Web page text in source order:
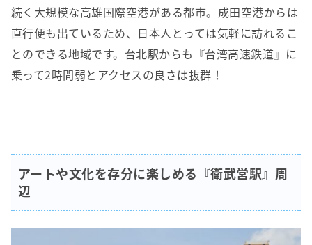
続く大規模な高雄国際空港がある都市。成田空港からは
直行便も出ているため、日本人とっては気軽に訪れるこ
とのできる地域です。台北駅からも『台湾高速鉄道』に
乗って2時間弱とアクセスの良さは抜群！
アートや文化を存分に楽しめる『衛武営駅』周
辺